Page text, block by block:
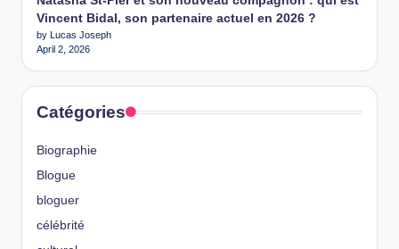
Vincent Bidal, son partenaire actuel en 2026 ?
by Lucas Joseph
April 2, 2026
Catégories
Biographie
Blogue
bloguer
célébrité